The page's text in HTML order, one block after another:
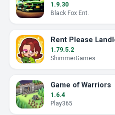
1.9.30
Black Fox Ent.
Rent Please
1.79.5.2
ShimmerGames
Game of Warriors
1.6.4
Play365